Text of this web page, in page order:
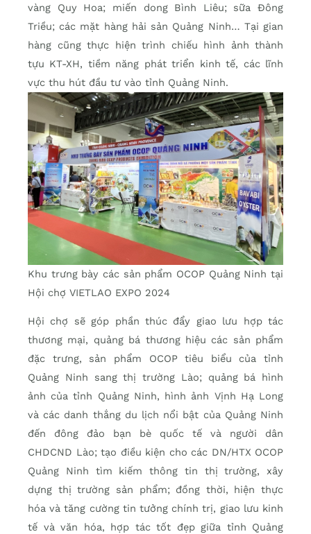
vàng Quy Hoa; miến dong Bình Liêu; sữa Đông
Triều; các mặt hàng hải sản Quảng Ninh… Tại gian
hàng cũng thực hiện trình chiếu hình ảnh thành
tựu KT-XH, tiềm năng phát triển kinh tế, các lĩnh
vực thu hút đầu tư vào tỉnh Quảng Ninh.
Khu trưng bày các sản phẩm OCOP Quảng Ninh tại
Hội chợ VIETLAO EXPO 2024
Hội chợ sẽ góp phần thúc đẩy giao lưu hợp tác
thương mại, quảng bá thương hiệu các sản phẩm
đặc trưng, sản phẩm OCOP tiêu biểu của tỉnh
Quảng Ninh sang thị trường Lào; quảng bá hình
ảnh của tỉnh Quảng Ninh, hình ảnh Vịnh Hạ Long
và các danh thắng du lịch nổi bật của Quảng Ninh
đến đông đảo bạn bè quốc tế và người dân
CHDCND Lào; tạo điều kiện cho các DN/HTX OCOP
Quảng Ninh tìm kiếm thông tin thị trường, xây
dựng thị trường sản phẩm; đồng thời, hiện thực
hóa và tăng cường tin tưởng chính trị, giao lưu kinh
tế và văn hóa, hợp tác tốt đẹp giữa tỉnh Quảng